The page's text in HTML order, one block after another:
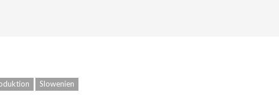
Slowenien